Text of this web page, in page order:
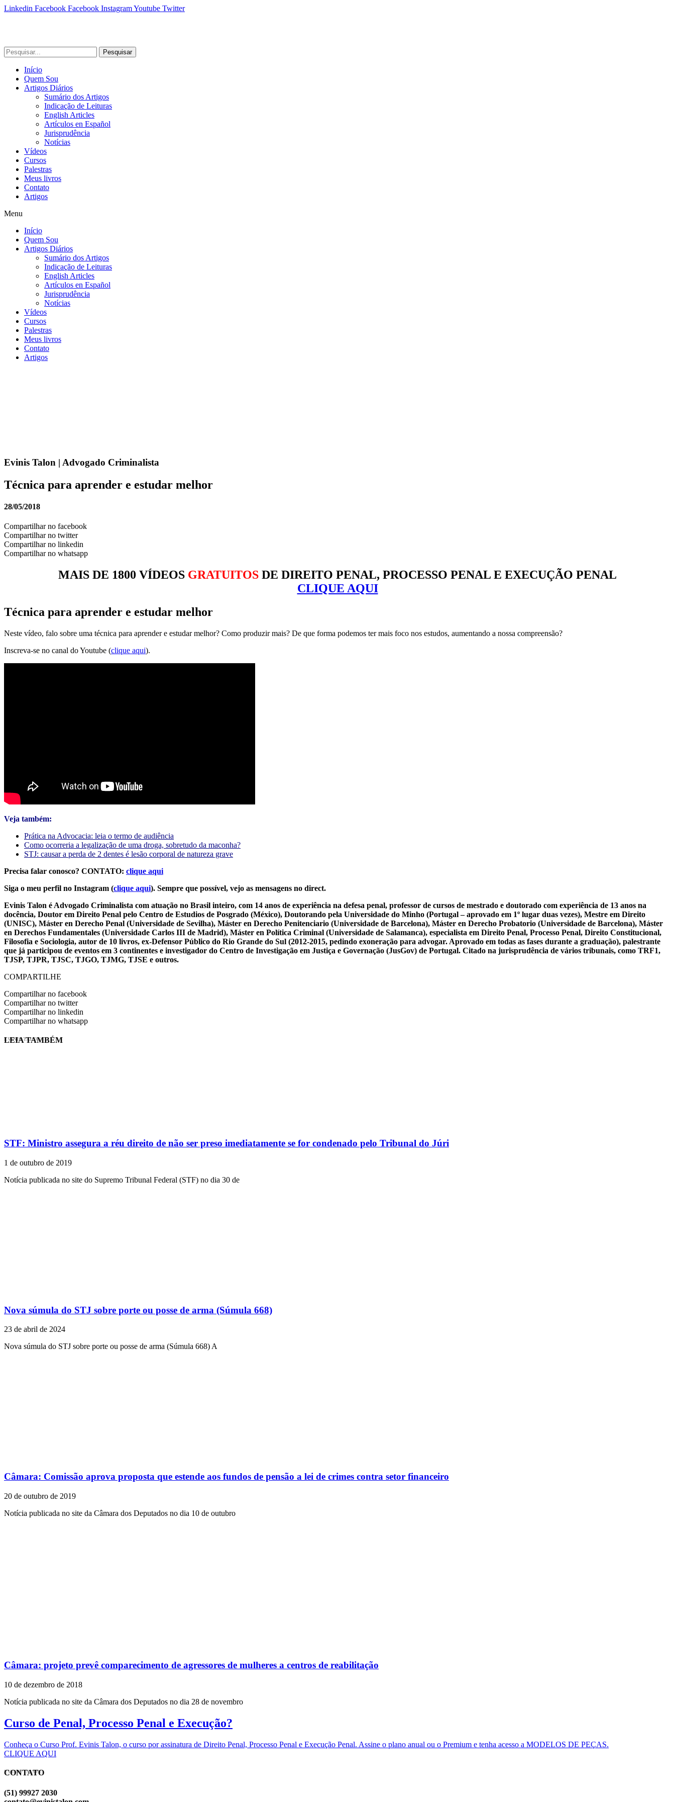
Linkedin Facebook Facebook InstagramYoutube Twitter
Pesquisar
Início
Quem Sou
Artigos Diários
Sumário dos Artigos
Indicação de Leituras
English Articles
Artículos en Español
Jurisprudência
Notícias
Vídeos
Cursos
Palestras
Meus livros
Contato
Artigos
Menu
Início
Quem Sou
Artigos Diários
Sumário dos Artigos
Indicação de Leituras
English Articles
Artículos en Español
Jurisprudência
Notícias
Vídeos
Cursos
Palestras
Meus livros
Contato
Artigos
Evinis Talon | Advogado Criminalista
Técnica para aprender e estudar melhor
28/05/2018
Compartilhar no facebook
Compartilhar no twitter
Compartilhar no linkedin
Compartilhar no whatsapp
MAIS DE 1800 VÍDEOS GRATUITOS DE DIREITO PENAL, PROCESSO PENAL E EXECUÇÃO PENAL
CLIQUE AQUI
Técnica para aprender e estudar melhor
Neste vídeo, falo sobre uma técnica para aprender e estudar melhor? Como produzir mais? De que forma podemos ter mais foco nos estudos, aumentando a nossa compreensão?
Inscreva-se no canal do Youtube (clique aqui).
Veja também:
Prática na Advocacia: leia o termo de audiência
Como ocorreria a legalização de uma droga, sobretudo da maconha?
STJ: causar a perda de 2 dentes é lesão corporal de natureza grave
Precisa falar conosco? CONTATO: clique aqui
Siga o meu perfil no Instagram (clique aqui). Sempre que possível, vejo as mensagens no direct.
Evinis Talon é Advogado Criminalista com atuação no Brasil inteiro, com 14 anos de experiência na defesa penal, professor de cursos de mestrado e doutorado com experiência de 13 anos na
docência, Doutor em Direito Penal pelo Centro de Estudios de Posgrado (México), Doutorando pela Universidade do Minho (Portugal – aprovado em 1º lugar duas vezes), Mestre em Direito
(UNISC), Máster en Derecho Penal (Universidade de Sevilha), Máster en Derecho Penitenciario (Universidade de Barcelona), Máster en Derecho Probatorio (Universidade de Barcelona), Máster
en Derechos Fundamentales (Universidade Carlos III de Madrid), Máster en Política Criminal (Universidade de Salamanca), especialista em Direito Penal, Processo Penal, Direito Constitucional,
Filosofia e Sociologia, autor de 10 livros, ex-Defensor Público do Rio Grande do Sul (2012-2015, pedindo exoneração para advogar. Aprovado em todas as fases durante a graduação), palestrante
que já participou de eventos em 3 continentes e investigador do Centro de Investigação em Justiça e Governação (JusGov) de Portugal. Citado na jurisprudência de vários tribunais, como TRF1,
TJSP, TJPR, TJSC, TJGO, TJMG, TJSE e outros.
COMPARTILHE
Compartilhar no facebook
Compartilhar no twitter
Compartilhar no linkedin
Compartilhar no whatsapp
EVINIS TALON
LEIA TAMBÉM
STF: Ministro assegura a réu direito de não ser preso imediatamente se for condenado pelo Tribunal do Júri
1 de outubro de 2019
Notícia publicada no site do Supremo Tribunal Federal (STF) no dia 30 de
Nova súmula do STJ sobre porte ou posse de arma (Súmula 668)
23 de abril de 2024
Nova súmula do STJ sobre porte ou posse de arma (Súmula 668) ​A
Câmara: Comissão aprova proposta que estende aos fundos de pensão a lei de crimes contra setor financeiro
20 de outubro de 2019
Notícia publicada no site da Câmara dos Deputados no dia 10 de outubro
Câmara: projeto prevê comparecimento de agressores de mulheres a centros de reabilitação
10 de dezembro de 2018
Notícia publicada no site da Câmara dos Deputados no dia 28 de novembro
Curso de Penal, Processo Penal e Execução?
Conheça o Curso Prof. Evinis Talon, o curso por assinatura de Direito Penal, Processo Penal e Execução Penal. Assine o plano anual ou o Premium e tenha acesso a MODELOS DE PEÇAS.
CLIQUE AQUI
EVINIS TALON
CONTATO
(51) 99927 2030